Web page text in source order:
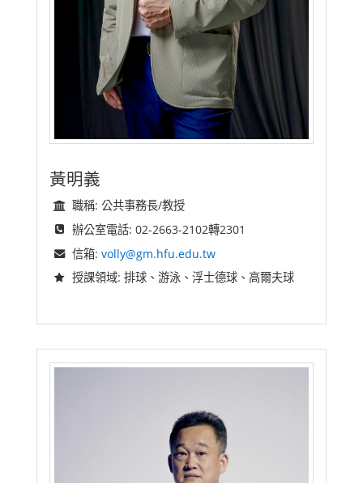
黃明義
職稱: 公共事務長/教授
辦公室電話: 02-2663-2102轉2301
信箱: volly@gm.hfu.edu.tw
授課領域: 排球、游泳、浮士德球、高爾夫球